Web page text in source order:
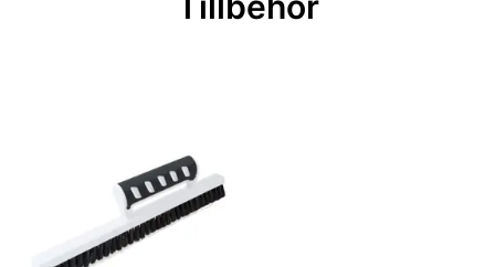
Applicering av lim: Lim strykes på
väggen
Leverantörens artikelnummer: